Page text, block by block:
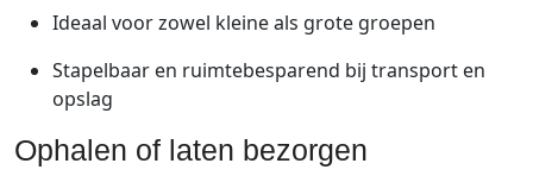
Ideaal voorzowel kleineals grote groepen
Stapelbaar en ruimtebesparend bij transport en
opslag
Ophalen of laten bezorgen